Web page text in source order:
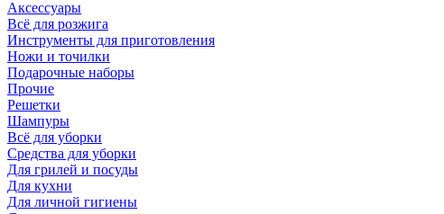
Аксессуары
Всё для розжига
Инструменты для приготовления
Ножи и точилки
Подарочные наборы
Прочие
Решетки
Шампуры
Всё для уборки
Средства для уборки
Для грилей и посуды
Для кухни
Для личной гигиены